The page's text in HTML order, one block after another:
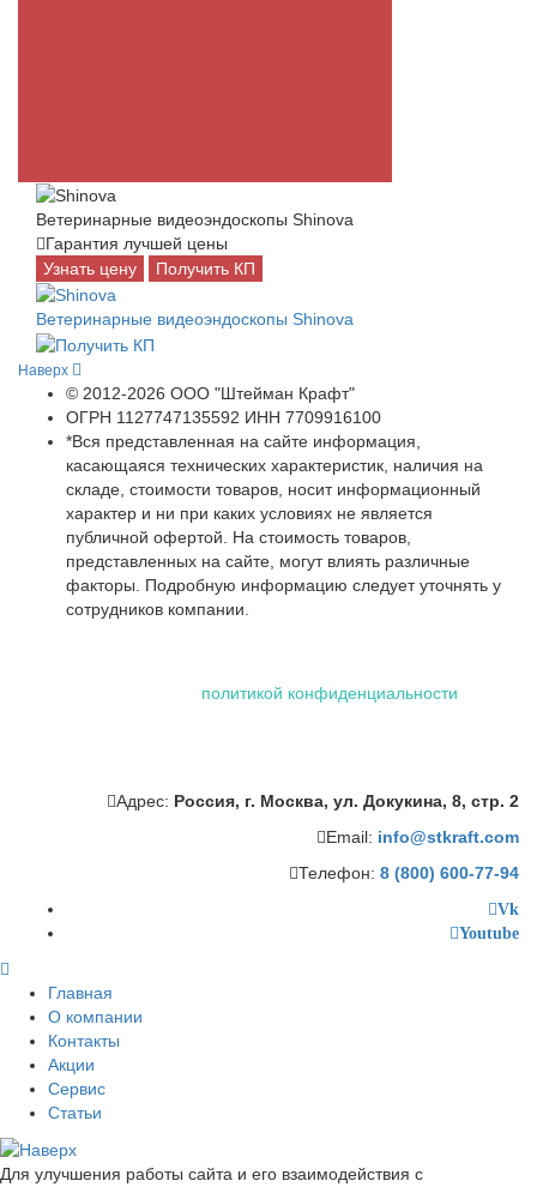
Ветеринарные видеоэндоскопы Shinova
Гарантия лучшей цены
Узнать цену
Получить КП
Ветеринарные видеоэндоскопы Shinova
Наверх
© 2012-2026 ООО "Штейман Крафт"
ОГРН 1127747135592 ИНН 7709916100
*Вся представленная на сайте информация,
касающаяся технических характеристик, наличия на
складе, стоимости товаров, носит информационный
характер и ни при каких условиях не является
публичной офертой. На стоимость товаров,
представленных на сайте, могут влиять различные
факторы. Подробную информацию следует уточнять у
сотрудников компании.
политикой конфиденциальности
Адрес: Россия, г. Москва, ул. Докукина, 8, стр. 2
Email: info@stkraft.com
Телефон: 8 (800) 600-77-94
Vk
Youtube
Главная
О компании
Контакты
Акции
Сервис
Статьи
Для улучшения работы сайта и его взаимодействия с